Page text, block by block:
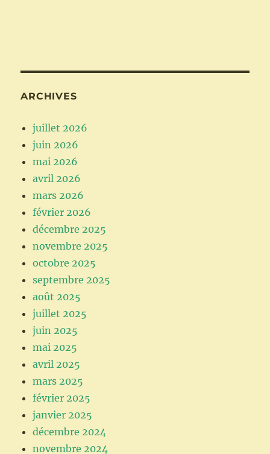
ARCHIVES
juillet 2026
juin 2026
mai 2026
avril 2026
mars 2026
février 2026
décembre 2025
novembre 2025
octobre 2025
septembre 2025
août 2025
juillet 2025
juin 2025
mai 2025
avril 2025
mars 2025
février 2025
janvier 2025
décembre 2024
novembre 2024